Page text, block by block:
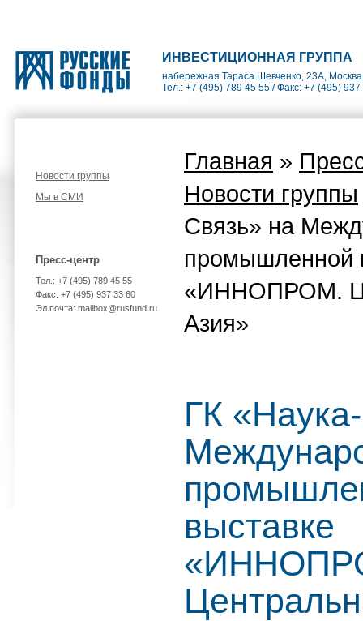
ИНВЕСТИЦИОННАЯ ГРУППА
набережная Тараса Шевченко, 23А,
Тел.: +7 (495) 789 45 55 / Факс: +7 (495)
Новости группы
Мы в СМИ
Пресс-центр
Тел.: +7 (495) 789 45 55
Факс: +7 (495) 937 33 60
Эл.почта: mailbox@rusfund.ru
Главная »
Новости группы
Связь» на
промышленной
«ИННОПРОМ.
Азия»
ГК
выставке